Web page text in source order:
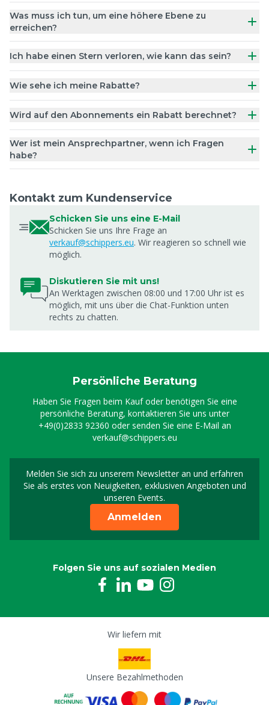
Was muss ich tun, um eine höhere Ebene zu
erreichen?
Ich habe einen Stern verloren, wie kann das sein?
Wie sehe ich meine Rabatte?
Wird auf den Abonnements ein Rabatt berechnet?
Wer ist mein Ansprechpartner, wenn ich Fragen
habe?
Kontakt zum Kundenservice
Schicken Sie uns eine E-Mail
Schicken Sie uns Ihre Frage an
verkauf@schippers.eu. Wir reagieren so schnell wie
möglich.
Diskutieren Sie mit uns!
An Werktagen zwischen 08:00 und 17:00 Uhr ist es
möglich, mit uns über die Chat-Funktion unten
rechts zu chatten.
Persönliche Beratung
Haben Sie Fragen beim Kauf oder benötigen Sie eine
persönliche Beratung, kontaktieren Sie uns unter
+49(0)2833 92360 oder senden Sie eine E-Mail an
verkauf@schippers.eu
Melden Sie sich zu unserem Newsletter an und erfahren
Sie als erstes von Neuigkeiten, exklusiven Angeboten und
unseren Events.
Melden Sie sich für
Anmelden
Folgen Sie uns auf sozialen Medien
Wir liefern mit
Unsere Bezahlmethoden